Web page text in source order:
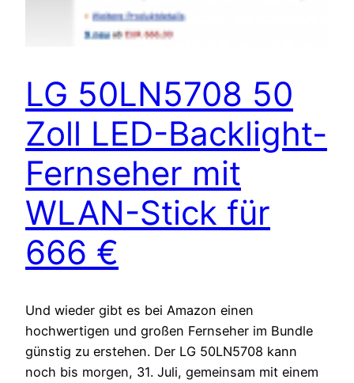
LG 50LN5708 50
Zoll LED-Backlight-
Fernseher mit
WLAN-Stick für
666 €
Und wieder gibt es bei Amazon einen
hochwertigen und großen Fernseher im Bundle
günstig zu erstehen. Der LG 50LN5708 kann
noch bis morgen, 31. Juli, gemeinsam mit einem